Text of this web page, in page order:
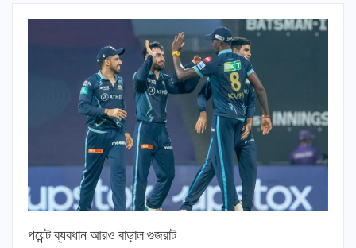
পয়েন্ট ব্যবধান আরও বাড়াল গুজরাট